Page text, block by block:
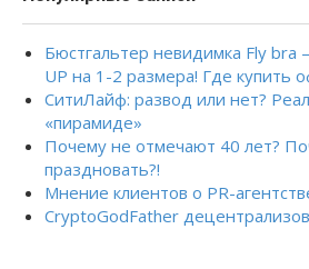
Бюстгальтер невидимка Fly
UP на 1-2 размера! Где купить
СитиЛайф: развод или нет?
«пирамиде»
Почему не отмечают 40 лет?
праздновать?!
Мнение клиентов о PR-
CryptoGodFather